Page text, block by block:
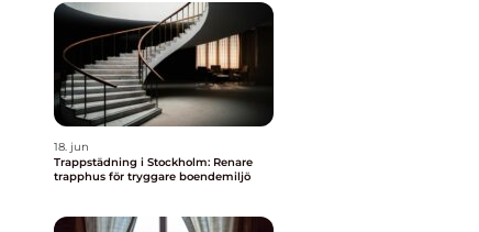
18. jun
Trappstädning i Stockholm: Renare
trapphus för tryggare boendemiljö